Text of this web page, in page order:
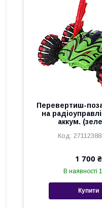
Перевертиш-
на
аккум.
1 700 ₴
В наявності
Купити